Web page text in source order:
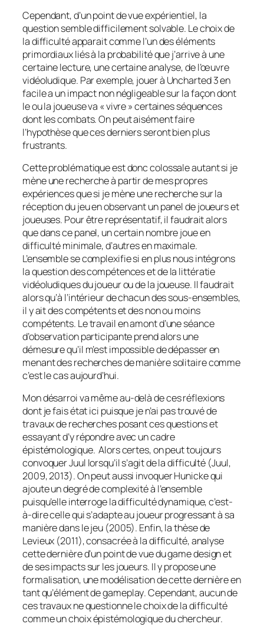
Cependant, d’un point de vue expérientiel, la
question semble difficilement solvable. Le choix de
la difficulté apparait comme l’un des éléments
primordiaux liés à la probabilité que j’arrive à une
certaine lecture, une certaine analyse, de l’œuvre
vidéoludique. Par exemple, jouer à Uncharted 3en
facile a un impact non négligeable sur la façon dont
le ou la joueuse va « vivre » certaines séquences
dont les combats. On peut aisément faire
l’hypothèse que ces derniers seront bien plus
frustrants.
Cette problématique est donc colossale autant si je
mène une recherche à partir de mes propres
expériences que si je mène une recherche sur la
réception du jeu en observant un panel de joueurs et
joueuses. Pour être représentatif, il faudrait alors
que dans ce panel, un certain nombre joue en
difficulté minimale, d’autres en maximale.
L’ensemble se complexifie si en plus nous intégrons
la question des compétences et de la littératie
vidéoludiques du joueur ou de la joueuse. Il faudrait
alors qu’à l’intérieur de chacun des sous-ensembles,
il y ait des compétents et des non ou moins
compétents. Le travail en amont d’une séance
d’observation participante prend alors une
démesure qu’il m’est impossible de dépasser en
menant des recherches de manière solitaire comme
c’est le cas aujourd’hui.
Mon désarroi va même au-delà de ces réflexions
dont je fais état ici puisque je n’ai pas trouvé de
travaux de recherches posant ces questions et
essayant d’y répondre avec un cadre
épistémologique. Alors certes, on peut toujours
convoquer Juul lorsqu’il s’agit de la difficulté (Juul,
2009, 2013). On peut aussi invoquer Hunicke qui
ajoute un degré de complexité à l’ensemble
puisqu’elle interroge la difficulté dynamique, c’est-
à-dire celle qui s’adapte au joueur progressant à sa
manière dans le jeu (2005). Enfin, la thèse de
Levieux (2011), consacrée à la difficulté, analyse
cette dernière d’un point de vue dugame designet
de ses impacts sur les joueurs. Il y propose une
formalisation, une modélisation de cette dernière en
tant qu’élément degameplay. Cependant, aucun de
ces travaux ne questionne le choix de la difficulté
comme un choix épistémologique du chercheur.